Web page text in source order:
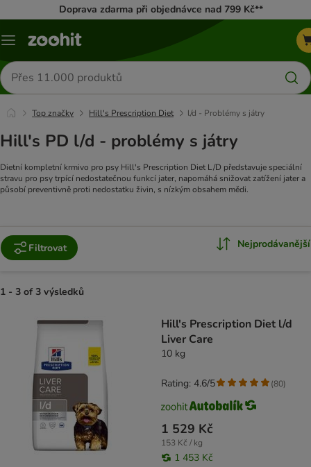
Doprava zdarma při objednávce nad 799 Kč**
Menu
Hledat
produkty
Top značky Hill's Prescription Diet l/d - Problémy s játry
Hill's PD l/d - problémy s játry
Dietní kompletní krmivo pro psy Hill's Prescription Diet L/D představuje speciální
stravu pro psy trpící nedostatečnou funkcí jater, napomáhá snižovat zatížení jater a
působí preventivně proti nedostatku živin, s nízkým obsahem mědi.
Filtrovat Nejprodávanější
1 - 3 of 3 výsledků
Hill's Prescription Diet l/d
Liver Care
10 kg
1 529 Kč
153 Kč / kg
1 453 Kč
Rating: 4.6/5 (80)